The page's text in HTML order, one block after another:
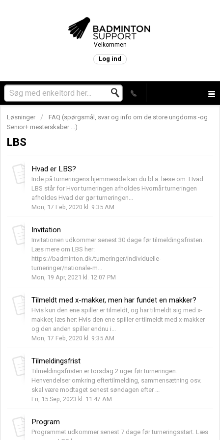
Velkommen
Log ind
Løsninger
FAQ (spørgsmål, svar og info om de store ungdoms -og
Senior+ mesterskaber ...)
LBS
Hvad er LBS?
Inde på turneringens hjemmeside kan du bl.a. læse om: Hvad
LBS står for Hvor turneringen afholdes Hvornår turneringen
afholdes Hvad der gør turneringen...
Mon, 17 Feb, 2020 kl. 9:35 AM
Invitation
Invitationen udkommer senest 30 dage før tilmeldingsfristen.
Læs mere om LBS her:
https://badminton.dk/turneringer/individuelle-
turneringer/nationale-m...
Mon, 19 Apr, 2021 kl. 12:07 PM
Tilmeldt med x-makker, men har fundet en makker?
Hvis kun den ene spiller er tilmeldt, og har tilmeldt sig med x-
makker, læs her: Hvis den ene spiller er tilmeldt med x-makker
og den anden spiller endnu i...
Mon, 17 Feb, 2020 kl. 9:35 AM
Tilmeldingsfrist
Tilmeldingsfristen er torsdag 2 uger før turneringen.
Henvendelser omkring eftertilmelding, sammensætning osv.
skal være modtaget senest søndagen efter ...
Fri, 15 Sep, 2023 kl. 11:47 AM
Program
Programmet udkommer senest 7 dage før turneringsstart. Læs